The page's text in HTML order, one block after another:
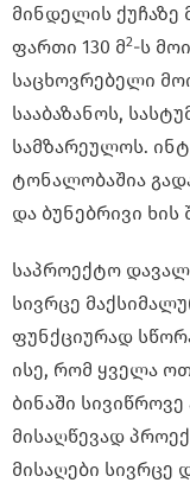
მინდელის ქუჩაზე
ფართი 130 მ2-ს
საცხოვრებელი
სააბაზანოს,
სამზარეულოს.
ტონალობაშია
და ბუნებრივი
საპროექტო
სივრცე
ფუნქციურად
ისე, რომ ყველა
ბინაში
მისაღწევად
მისაღები სივრცე